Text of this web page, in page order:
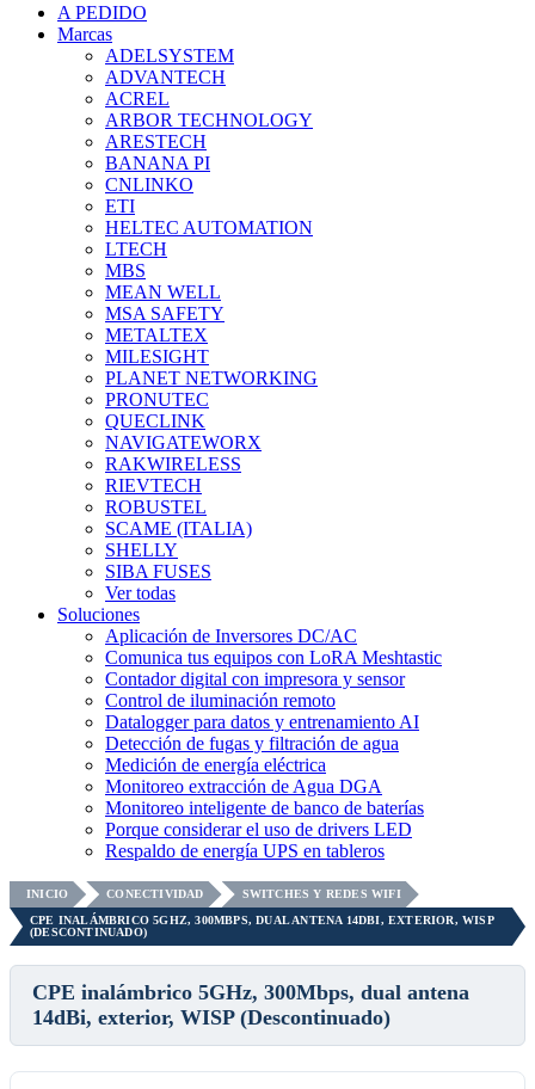
A PEDIDO
Marcas
ADELSYSTEM
ADVANTECH
ACREL
ARBOR TECHNOLOGY
ARESTECH
BANANA PI
CNLINKO
ETI
HELTEC AUTOMATION
LTECH
MBS
MEAN WELL
MSA SAFETY
METALTEX
MILESIGHT
PLANET NETWORKING
PRONUTEC
QUECLINK
NAVIGATEWORX
RAKWIRELESS
RIEVTECH
ROBUSTEL
SCAME (ITALIA)
SHELLY
SIBA FUSES
Ver todas
Soluciones
Aplicación de Inversores DC/AC
Comunica tus equipos con LoRA Meshtastic
Contador digital con impresora y sensor
Control de iluminación remoto
Datalogger para datos y entrenamiento AI
Detección de fugas y filtración de agua
Medición de energía eléctrica
Monitoreo extracción de Agua DGA
Monitoreo inteligente de banco de baterías
Porque considerar el uso de drivers LED
Respaldo de energía UPS en tableros
INICIO CONECTIVIDAD
SWITCHES Y REDES WIFI
CPE INALÁMBRICO 5GHZ, 300MBPS, DUAL ANTENA 14DBI, EXTERIOR, WISP
(DESCONTINUADO)
CPE inalámbrico 5GHz, 300Mbps, dual antena
14dBi, exterior, WISP (Descontinuado)